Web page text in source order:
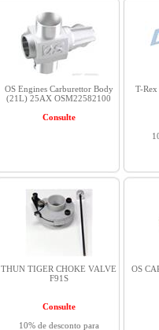
OS Engines Carburettor Body
(21L) 25AX OSM22582100
Consulte
T-
THUN TIGER CHOKE VALVE
F91S
Consulte
10% de desconto para
OS